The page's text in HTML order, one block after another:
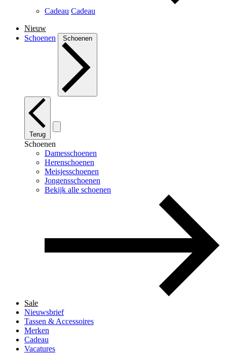
Cadeau Cadeau
Nieuw
Schoenen
Schoenen
Terug
Schoenen
Damesschoenen
Herenschoenen
Meisjesschoenen
Jongensschoenen
Bekijk alle schoenen
Sale
Nieuwsbrief
Tassen & Accessoires
Merken
Cadeau
Vacatures